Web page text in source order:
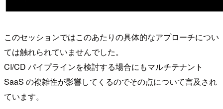
このセッションではこのあたりの具体的なアプローチについ
ては触れられていませんでした。
CI/CD パイプラインを検討する場合にもマルチテナント
SaaS の複雑性が影響してくるのでその点について言及され
ています。